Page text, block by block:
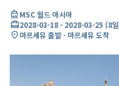
directions_boatMSC 월드 아시아
card_travel2028-03-18- 2028-03-25 (8일
location_on마르세유 출발 - 마르세유 도착